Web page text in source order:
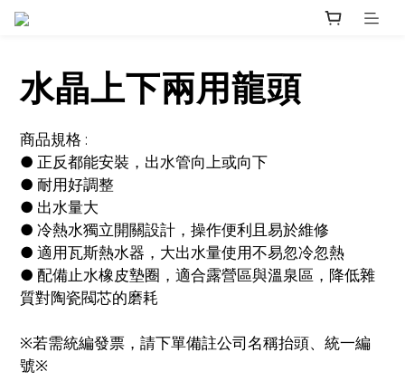
水晶上下兩用龍頭
商品規格 :
● 正反都能安裝，出水管向上或向下
● 耐用好調整
● 出水量大
● 冷熱水獨立開關設計，操作便利且易於維修
● 適用瓦斯熱水器，大出水量使用不易忽冷忽熱
● 配備止水橡皮墊圈，適合露營區與溫泉區，降低雜
質對陶瓷閥芯的磨耗
※若需統編發票，請下單備註公司名稱抬頭、統一編
號※